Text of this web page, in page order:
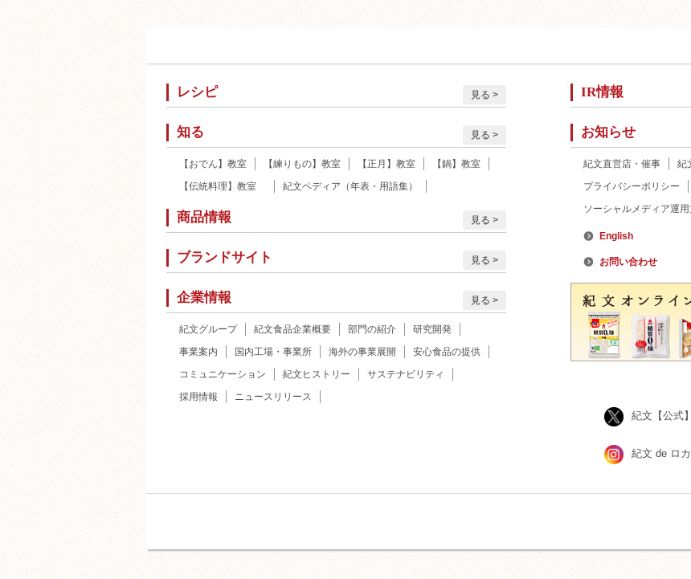
レシピ 見る
知る 見る
【おでん】教室 【練りもの】教室 【正月】教室
【鍋】教室
【伝統料理】教室
紀文ペディア（年表・用語集）
商品情報 見る
ブランドサイト 見る
企業情報 見る
紀文グループ 紀文食品企業概要 部門の紹介
研究開発
事業案内
国内工場・事業所 海外の事業展開
安心食品の提供
コミュニケーション
紀文ヒストリー
サステナビリティ
採用情報
ニュースリリース
IR情報
お知らせ
紀文直営店・催事 紀
プライバシーポリシー
ソーシャルメディア運
English
お問い合わせ
紀文【公式】
紀文 de ロ